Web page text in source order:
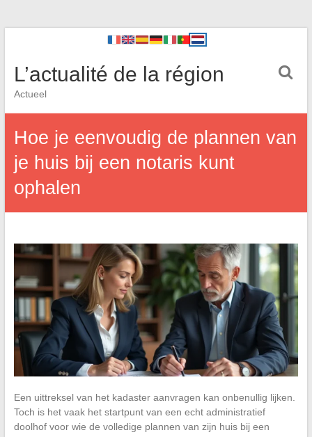
L’actualité de la région
Actueel
Hoe je eenvoudig de plannen van
je huis bij een notaris kunt
ophalen
Een uittreksel van het kadaster aanvragen kan onbenullig lijken.
Toch is het vaak het startpunt van een echt administratief
doolhof voor wie de volledige plannen van zijn huis bij een